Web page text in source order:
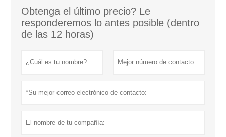
Obtenga el último precio? Le
responderemos lo antes posible (dentro
de las 12 horas)